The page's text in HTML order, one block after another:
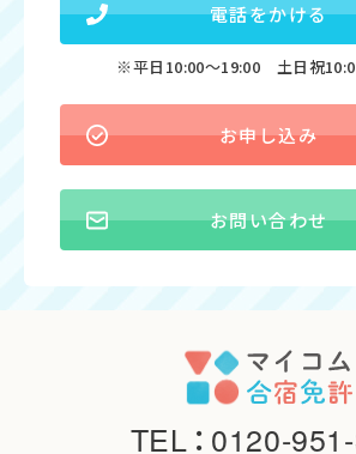
電話をかける
※平日10:00〜19:00 土日祝
お申し込み
お問い合わせ
TEL：0120-